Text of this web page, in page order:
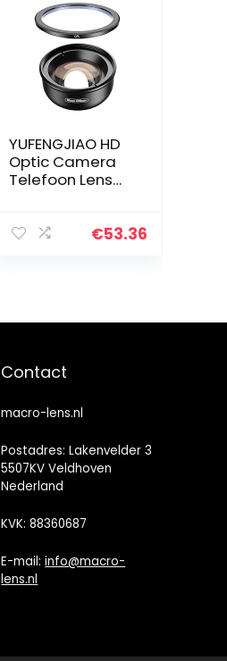
YUFENGJIAO HD
Optic Camera
Telefoon Lens
Macro-lenzen Fit
€53.36
Contact
macro-lens.nl
Postadres: Lakenvelder 3
5507KV Veldhoven
Nederland
KVK: 88360687
E-mail:info@macro-
lens.nl